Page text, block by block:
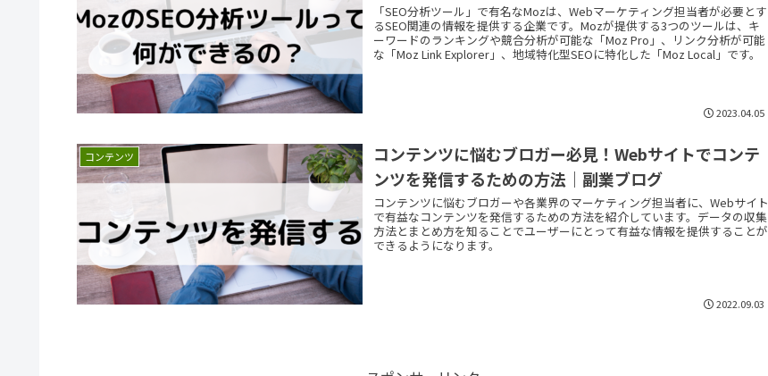
「SEO分析ツール」で有名なMozは、Webマーケティング担当者が必要とす
るSEO関連の情報を提供する企業です。Mozが提供する3つのツールは、キ
ーワードのランキングや競合分析が可能な「Moz Pro」、リンク分析が可能
な「Moz Link Explorer」、地域特化型SEOに特化した「Moz Local」です。
2023.04.05
コンテンツ
コンテンツに悩むブロガー必見！Webサイトでコンテ
ンツを発信するための方法｜副業ブログ
コンテンツに悩むブロガーや各業界のマーケティング担当者に、Webサイト
で有益なコンテンツを発信するための方法を紹介しています。データの収集
方法とまとめ方を知ることでユーザーにとって有益な情報を提供することが
できるようになります。
2022.09.03